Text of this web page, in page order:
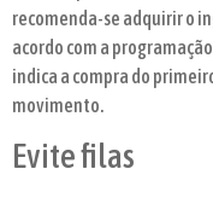
recomenda-se adquirir o
acordo com a
indica a compra do
movimento.
Evite filas